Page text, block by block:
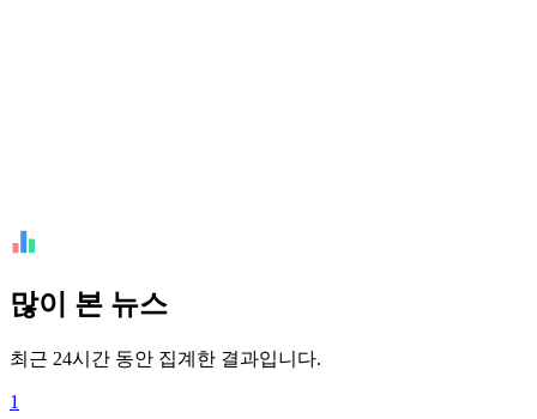
많이 본 뉴스
최근 24시간 동안 집계한 결과입니다.
1